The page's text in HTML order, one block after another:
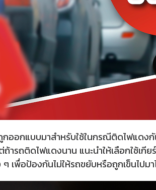
กออกแบบมาสำหรับใช้ในกรณีติดไฟแดง
ถ้ารถติดไฟแดงนาน แนะนำให้เลือกใช้เกี
เพื่อป้องกันไม่ให้รถขยับหรือถูกเข็นไปมา